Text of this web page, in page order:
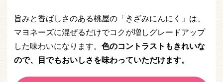
旨みと香ばしさのある桃屋の「きざみにんにく」は、
マヨネーズに混ぜるだけでコクが増しグレードアップ
した味わいになります。 色のコントラストもきれいな
ので、目でもおいしさを味わっていただけます。